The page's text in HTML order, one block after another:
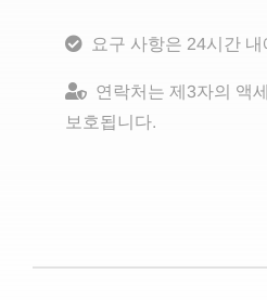
요구 사항은 24시간
연락처는 제3자의 액
보호됩니다.